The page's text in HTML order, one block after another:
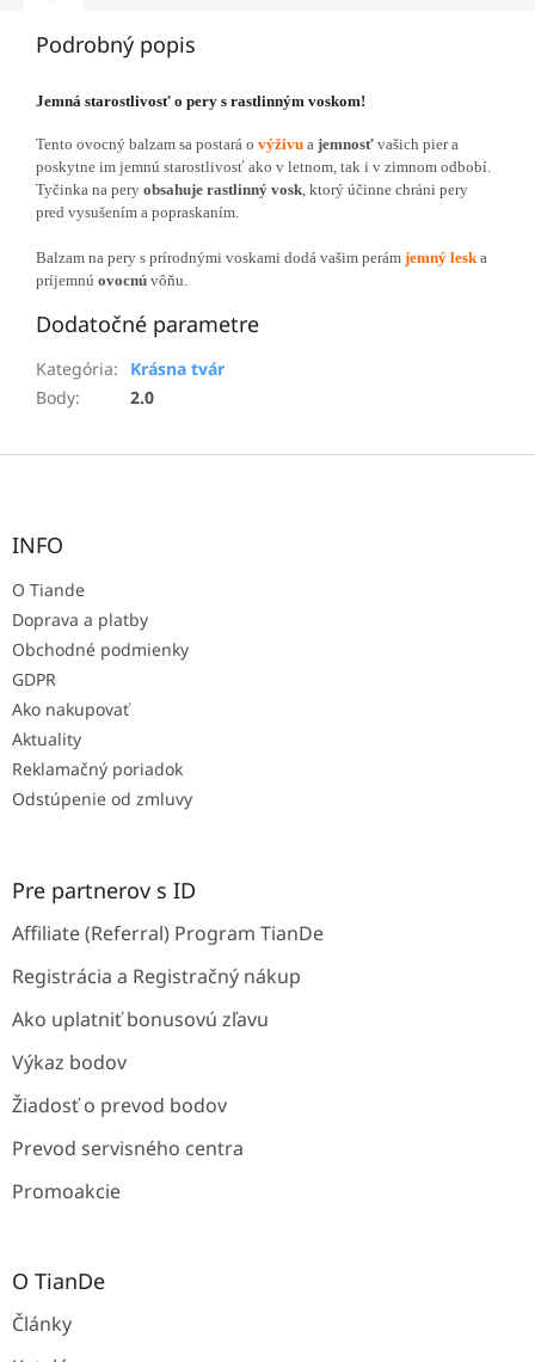
Podrobný popis
Jemná starostlivosť o pery s rastlinným voskom!
Tento ovocný balzam sa postará o výživu a jemnosť vašich pier a
poskytne im jemnú starostlivosť ako v letnom, tak i v zimnom odbobí.
Tyčinka na pery obsahuje rastlinný vosk , ktorý účinne chráni pery
pred vysušením a popraskaním.
Balzam na pery s prírodnými voskami dodá vašim perám jemný lesk a
príjemnú ovocnú vôňu.
Dodatočné parametre
Kategória:
Krásna tvár
Body: 2.0
Z
INFO
O Tiande
Doprava a platby
Obchodné podmienky
GDPR
Ako nakupovať
Aktuality
Reklamačný poriadok
Odstúpenie od zmluvy
Pre partnerov s ID
Affiliate (Referral) Program TianDe
Registrácia a Registračný nákup
Ako uplatniť bonusovú zľavu
Výkaz bodov
Žiadosť o prevod bodov
Prevod servisného centra
Promoakcie
O TianDe
Články